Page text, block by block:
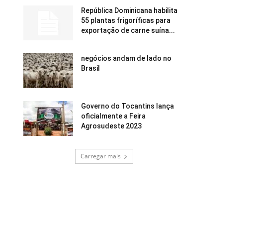
República Dominicana habilita
55 plantas frigoríficas para
exportação de carne suína...
negócios andam de lado no
Brasil
Governo do Tocantins lança
oficialmente a Feira
Agrosudeste 2023
Carregar mais